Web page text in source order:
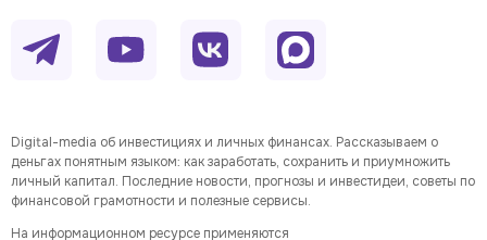
Digital-media об инвестициях и личных финансах. Рассказываем о
деньгах понятным языком: как заработать, сохранить и приумножить
личный капитал. Последние новости, прогнозы и инвестидеи, советы по
финансовой грамотности и полезные сервисы.
На информационном ресурсе применяются